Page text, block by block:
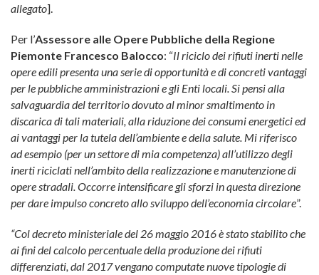
allegato].
Per l’Assessore alle Opere Pubbliche della Regione
Piemonte Francesco Balocco: “Il riciclo dei rifiuti inerti nelle
opere edili presenta una serie di opportunità e di concreti vantaggi
per le pubbliche amministrazioni e gli Enti locali. Si pensi alla
salvaguardia del territorio dovuto al minor smaltimento in
discarica di tali materiali, alla riduzione dei consumi energetici ed
ai vantaggi per la tutela dell’ambiente e della salute. Mi riferisco
ad esempio (per un settore di mia competenza) all’utilizzo degli
inerti riciclati nell’ambito della realizzazione e manutenzione di
opere stradali. Occorre intensificare gli sforzi in questa direzione
per dare impulso concreto allo sviluppo dell’economia circolare”.
“Col decreto ministeriale del 26 maggio 2016 è stato stabilito che
ai fini del calcolo percentuale della produzione dei rifiuti
differenziati, dal 2017 vengano computate nuove tipologie di